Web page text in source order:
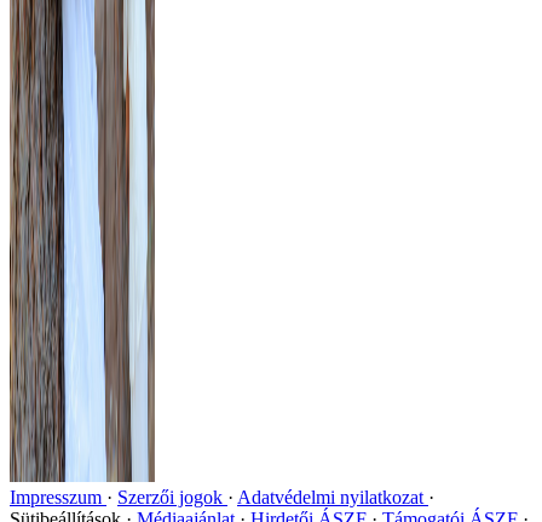
Impresszum Szerzői jogok
Adatvédelmi nyilatkozat